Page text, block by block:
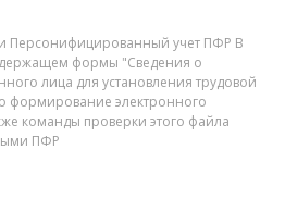
Персонифицированный учет ПФР В
формы "Сведения о
лица для установления трудовой
формирование электронного
команды проверки этого файла
ПФР